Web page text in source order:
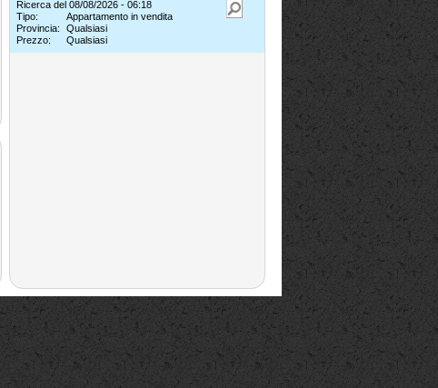
Ricerca del 08/08/2026 - 06:18
Tipo:
Appartamento in vendita
Provincia:
Qualsiasi
Prezzo:
Qualsiasi